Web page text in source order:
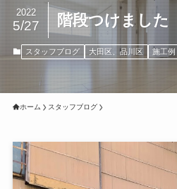
階段つけました
2022
5/27
スタッフブログ 大田区、品川区 施工例
ホーム スタッフブログ